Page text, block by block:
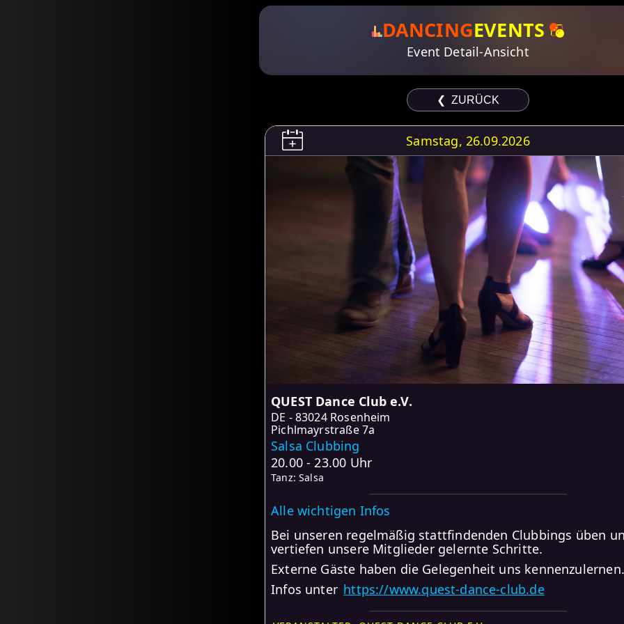
DANCINGEVENTS
Event Detail-Ansicht
❮ ZURÜCK
Samstag, 26.09.2026
QUEST Dance Club e.V.
DE
83024 Rosenheim
Pichlmayrstraße 7a
Salsa Clubbing
20.00 - 23.00 Uhr
Tanz: Salsa
Alle wichtigen Infos
Bei unseren regelmäßig stattfindenden Clubbings üben
vertiefen unsere Mitglieder gelernte Schritte.
Externe Gäste haben die Gelegenheit uns kennenzulernen.
Infos unter https://www.quest-dance-club.de